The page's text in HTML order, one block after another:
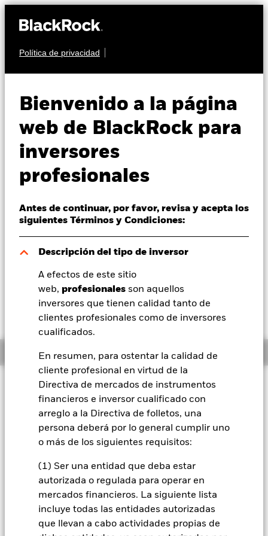
Política de privacidad
Bienvenido a la página
web de BlackRock para
inversores
profesionales
Antes de continuar, por favor, revisa y acepta los
siguientes Términos y Condiciones:
Descripción del tipo de inversor
A efectos de este sitio
web, profesionales son aquellos
inversores que tienen calidad tanto de
clientes profesionales como de inversores
cualificados.
En resumen, para ostentar la calidad de
cliente profesional en virtud de la
Directiva de mercados de instrumentos
financieros e inversor cualificado con
arreglo a la Directiva de folletos, una
persona deberá por lo general cumplir uno
o más de los siguientes requisitos:
(1) Ser una entidad que deba estar
autorizada o regulada para operar en
mercados financieros. La siguiente lista
incluye todas las entidades autorizadas
que llevan a cabo actividades propias de
Perspectivas
Visión de mercado
Educación
Profesionales
España
Change location
BlackRock
iShares
Nuestra compañía
Markets Bond Fund
Valor liquidativo a 07 ago 2026
EUR 10,83
EUR 0,00 (0,00%)
Información general
Filosofía de inversión
El Fondo tiene por objetivo maximizar la rentabilidad de su
inversión a través de una combinación de revalorización del
capital y rendimientos de los activos del Fondo, de forma
coherente con los principios medioambientales, sociales y de
gobierno corporativo (ESG) y de inversión sostenible
aplicados a la inversión. El Fondo se gestiona de forma activa
y el asesor de inversiones (AI) tiene potestad para seleccionar
las inversiones del Fondo, siempre y cuando el Fondo
invierta al menos el 70 % de sus activos totales en valores de
renta fija (RF) que formen parte del J.P. Morgan ESG
Emerging Market Bond Index Global Diversified (el «Índice»
y los «Valores del Índice», respectivamente), lo que incluye